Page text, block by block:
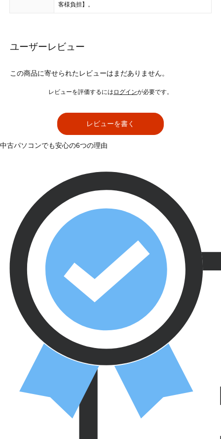
客様負担】。
ユーザーレビュー
この商品に寄せられたレビューはまだありません。
レビューを評価するには ログインが必要です。
レビューを書く
中古パソコンでも安心の6つの理由